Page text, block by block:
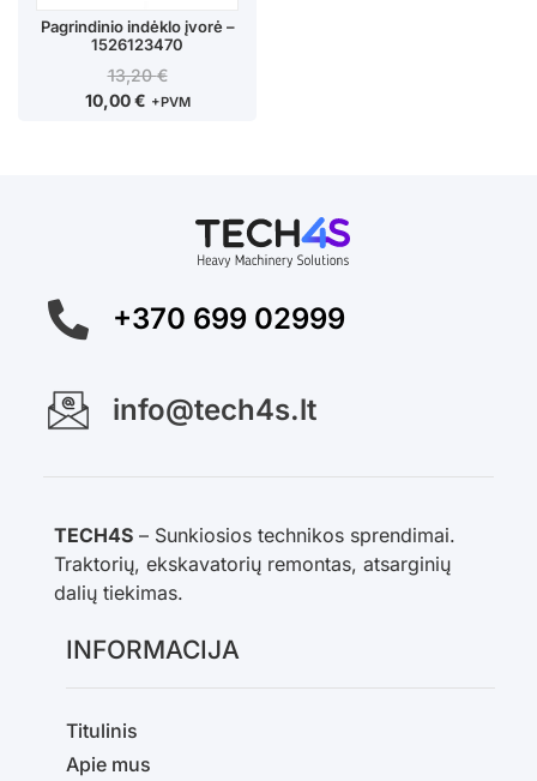
Pagrindinio indėklo įvorė –
1526123470
13,20€
10,00€ +PVM
+370 699 02999
info@tech4s.lt
TECH4S – Sunkiosios technikos sprendimai.
Traktorių, ekskavatorių remontas, atsarginių
dalių tiekimas.
INFORMACIJA
Titulinis
Apie mus